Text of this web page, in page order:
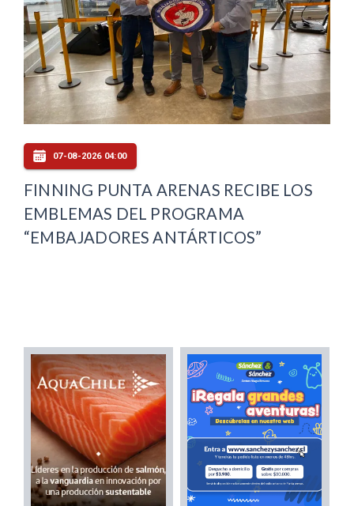
07-08-2026 04:00
FINNING PUNTA ARENAS RECIBE LOS
EMBLEMAS DEL PROGRAMA
“EMBAJADORES ANTÁRTICOS”